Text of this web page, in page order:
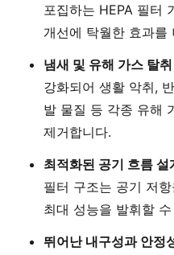
포집하는 HEPA 필터
개선에 탁월한 효과를
냄새 및 유해 가스 탈취
강화되어 생활 악취,
발 물질 등 각종 유해
제거합니다.
최적화된 공기 흐름 설
필터 구조는 공기 저
최대 성능을 발휘할
뛰어난 내구성과 안정